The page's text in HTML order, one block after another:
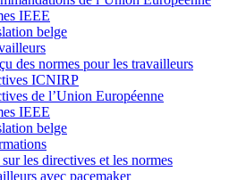
IEEE
belge
des normes pour les travailleurs
ICNIRP
de l’Union Européenne
IEEE
belge
les directives et les normes
avec pacemaker